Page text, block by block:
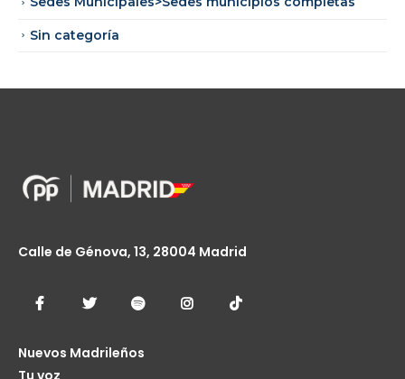
Sin categoría
Calle de Génova, 13, 28004 Madrid
Nuevos Madrileños